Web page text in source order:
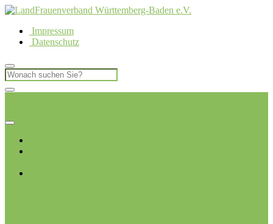
Impressum
Datenschutz